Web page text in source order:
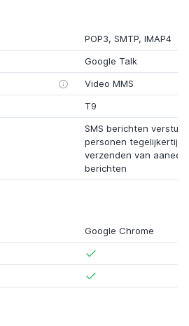
POP3, SMTP, IMAP4
Google Talk
Video MMS
T9
SMS berichten
personen tegelijkertijd,
verzenden van
berichten
Google Chrome